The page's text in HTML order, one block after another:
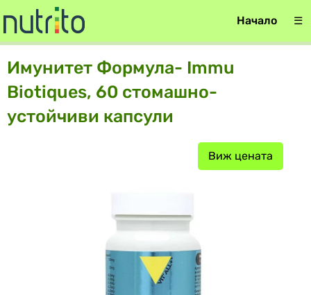
Начало ☰
Имунитет Формула- Immu
Biotiques, 60 стомашно-
устойчиви капсули
Виж цената